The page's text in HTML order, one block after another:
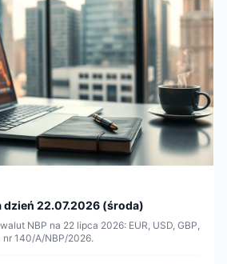
dzień 22.07.2026 (środa)
NBP na 22 lipca 2026: EUR, USD, GBP,
nr 140/A/NBP/2026.